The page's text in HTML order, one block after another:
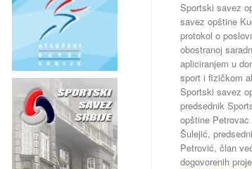
Sportski savez
savez opštine
protokol o
obostranoj
apliciranjem u
sport i fizičkom
Sportski savez
predsednik
opštine
Šulejić,
Petrović, član
dogovorenih